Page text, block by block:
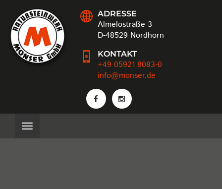
ADRESSE
Almelostraße 3
D-48529 Nordhorn
KONTAKT
+49 05921 8083-0
info@monser.de